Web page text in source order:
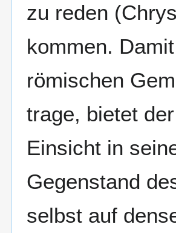
zu reden
kommen.
römischen
trage, bietet
Einsicht in
Gegenstand
selbst auf